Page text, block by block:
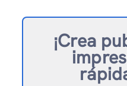
¡Crea